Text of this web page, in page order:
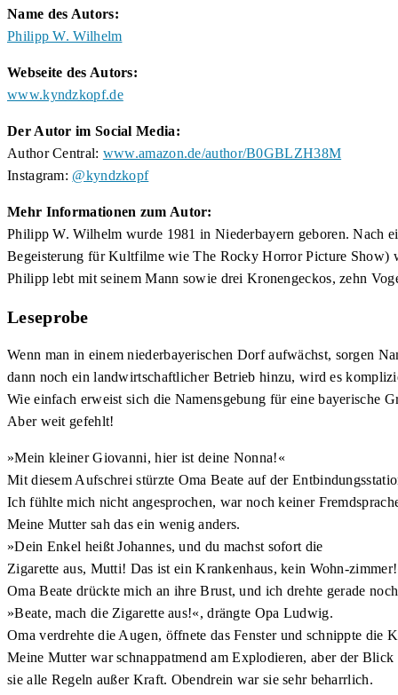
Name des Autors:
Philipp W. Wilhelm
Webseite des Autors:
www.kyndzkopf.de
Der Autor im Social Media:
Author Central: www.amazon.de/author/B0GBLZH38M
Instagram: @kyndzkopf
Mehr Informationen zum Autor:
Philipp W. Wilhelm wurde 1981 in Niederbayern geboren. Nach
Begeisterung für Kultfilme wie The Rocky Horror Picture Show)
Philipp lebt mit seinem Mann sowie drei Kronengeckos, zehn
Leseprobe
Wenn man in einem niederbayerischen Dorf aufwächst, sorgen
dann noch ein landwirtschaftlicher Betrieb hinzu, wird es
Wie einfach erweist sich die Namensgebung für eine bayerische
Aber weit gefehlt!
»Mein kleiner Giovanni, hier ist deine Nonna!«
Mit diesem Aufschrei stürzte Oma Beate auf der
Ich fühlte mich nicht angesprochen, war noch keiner
Meine Mutter sah das ein wenig anders.
»Dein Enkel heißt Johannes, und du machst sofort die
Zigarette aus, Mutti! Das ist ein Krankenhaus, kein Wohn-
Oma Beate drückte mich an ihre Brust, und ich drehte gerade
»Beate, mach die Zigarette aus!«, drängte Opa Ludwig.
Oma verdrehte die Augen, öffnete das Fenster und schnippte die
Meine Mutter war schnappatmend am Explodieren, aber der
sie alle Regeln außer Kraft. Obendrein war sie sehr beharrlich.